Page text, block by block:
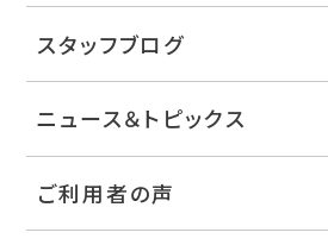
スタッフブログ
ニュース＆トピックス
ご利用者の声